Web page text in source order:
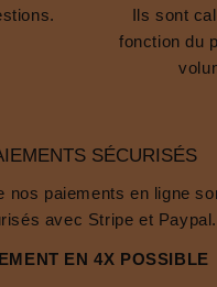
Ils sont
fonction du
SÉCURISÉS
nos paiements en ligne
avec Stripe et Paypal.
EN 4X POSSIBLE